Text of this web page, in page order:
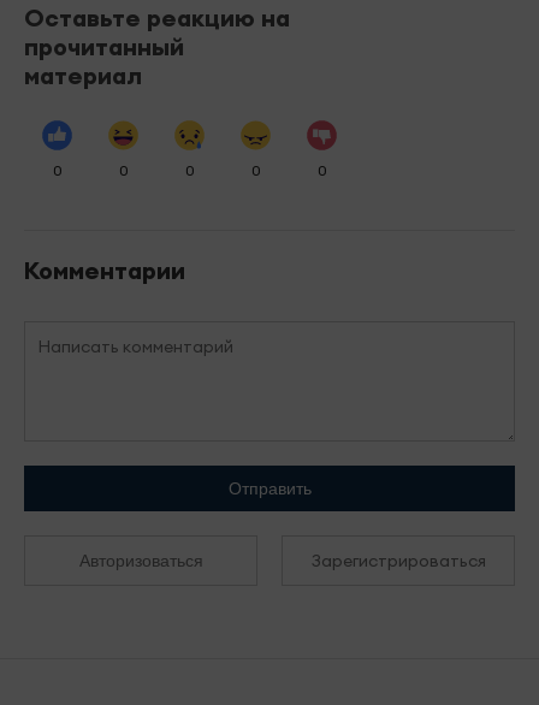
Оставьте реакцию на
прочитанный
материал
0 0 0 0 0
Комментарии
Отправить
Авторизоваться Зарегистрироваться